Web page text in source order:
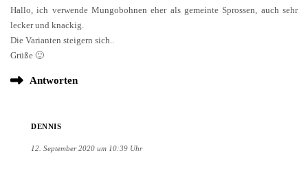
Hallo, ich verwende Mungobohnen eher als gemeinte Sprossen, auch sehr
lecker und knackig.
Die Varianten steigern sich..
Grüße 🙂
Antworten
DENNIS
12. September 2020 um 10:39 Uhr